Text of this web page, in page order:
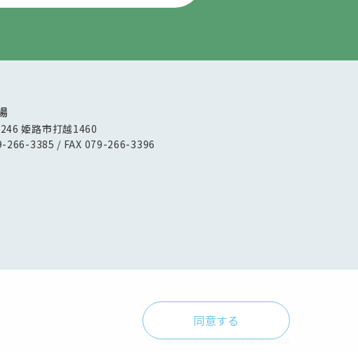
姫路市打越1460
266-3385 / FAX 079-266-3396
© oookasansosyokai Corp
同意する